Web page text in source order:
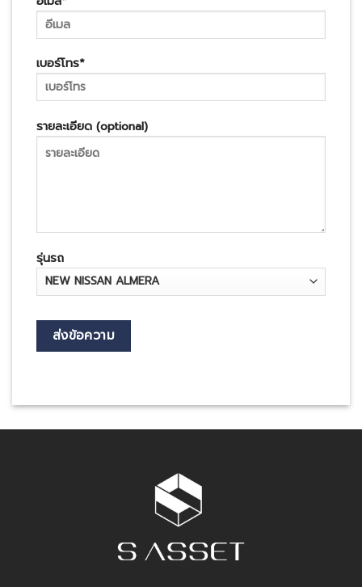
เบอร์โทร*
รายละเอียด (optional)
รุ่นรถ